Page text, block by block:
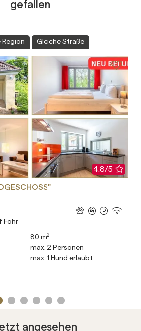
gefallen
Region Gleiche Straße
4.8/5
Föhr
80 m2
max. 2 Personen
max. 1 Hund erlaubt
angesehen